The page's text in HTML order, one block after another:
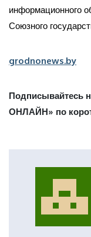
информационного
Союзного
grodnonews.by
Подписывайтесь
ОНЛАЙН» по